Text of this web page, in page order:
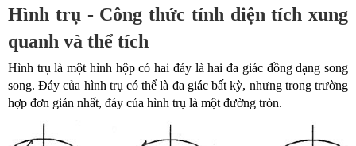
Hình trụ - Công thức tính diện tích xung
quanh và thể tích
Hình trụ là một hình hộp có hai đáy là hai đa giác đồng dạng song
song. Đáy của hình trụ có thể là đa giác bất kỳ, nhưng trong trường
hợp đơn giản nhất, đáy của hình trụ là một đường tròn.